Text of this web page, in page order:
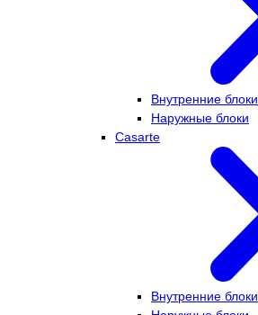
Внутренние блоки
Наружные блоки
Casarte
Внутренние блоки